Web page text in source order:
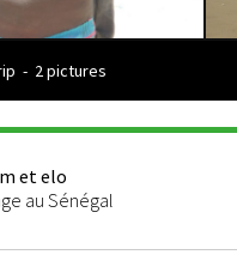
- 2 pictures
et elo
au Sénégal